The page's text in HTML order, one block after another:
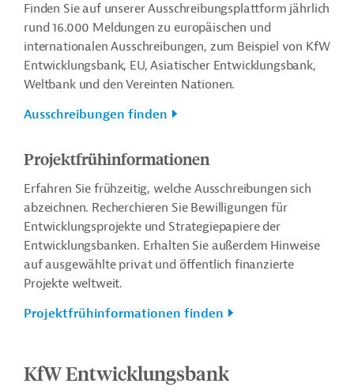
Finden Sie auf unserer Ausschreibungsplattform jährlich
rund 16.000 Meldungen zu europäischen und
internationalen Ausschreibungen, zum Beispiel von KfW
Entwicklungsbank, EU, Asiatischer Entwicklungsbank,
Weltbank und den Vereinten Nationen.
Ausschreibungen finden
Projektfrühinformationen
Erfahren Sie frühzeitig, welche Ausschreibungen sich
abzeichnen. Recherchieren Sie Bewilligungen für
Entwicklungsprojekte und Strategiepapiere der
Entwicklungsbanken. Erhalten Sie außerdem Hinweise
auf ausgewählte privat und öffentlich finanzierte
Projekte weltweit.
Projektfrühinformationen finden
KfW Entwicklungsbank